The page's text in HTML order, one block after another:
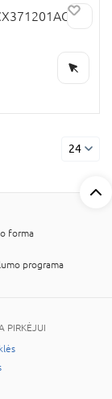
24
forma
programa
PIRKĖJUI